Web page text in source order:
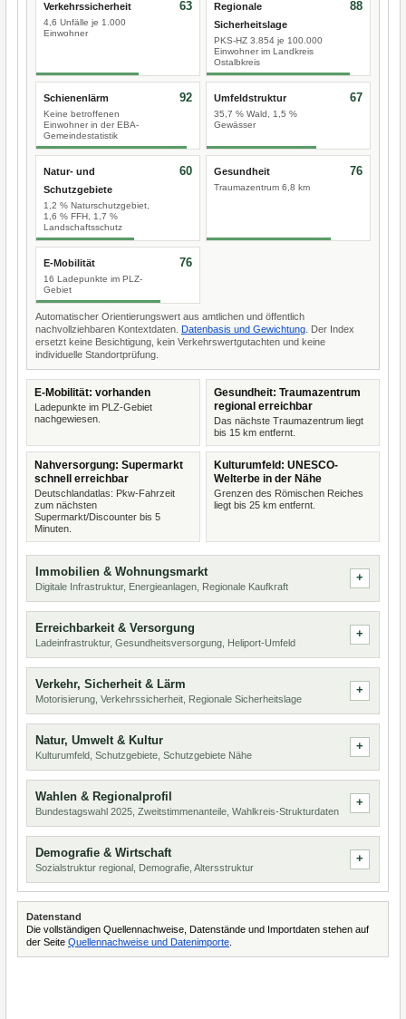
Verkehrssicherheit
4,6 Unfälle je 1.000
Einwohner
63
Regionale
Sicherheitslage
PKS-HZ 3.854 je 100.000
Einwohner im Landkreis
Ostalbkreis
88
Schienenlärm
Keine betroffenen
Einwohner in der EBA-
Gemeindestatistik
92 Umfeldstruktur
35,7 % Wald, 1,5 %
Gewässer
67
Natur- und
Schutzgebiete
1,2 % Naturschutzgebiet,
1,6 % FFH, 1,7 %
Landschaftsschutz
60 Gesundheit
Traumazentrum 6,8 km
76
E-Mobilität
16 Ladepunkte im PLZ-
Gebiet
76
Automatischer Orientierungswert aus amtlichen und öffentlich
nachvollziehbaren Kontextdaten. Datenbasis und Gewichtung . Der Index
ersetzt keine Besichtigung, kein Verkehrswertgutachten und keine
individuelle Standortprüfung.
E-Mobilität: vorhanden
Ladepunkte im PLZ-Gebiet
nachgewiesen.
Gesundheit: Traumazentrum
regional erreichbar
Das nächste Traumazentrum liegt
bis 15 km entfernt.
Nahversorgung: Supermarkt
schnell erreichbar
Deutschlandatlas: Pkw-Fahrzeit
zum nächsten
Supermarkt/Discounter bis 5
Minuten.
Kulturumfeld: UNESCO-
Welterbe in der Nähe
Grenzen des Römischen Reiches
liegt bis 25 km entfernt.
Immobilien & Wohnungsmarkt
Digitale Infrastruktur, Energieanlagen, Regionale Kaufkraft
Erreichbarkeit & Versorgung
Ladeinfrastruktur, Gesundheitsversorgung, Heliport-Umfeld
Verkehr, Sicherheit & Lärm
Motorisierung, Verkehrssicherheit, Regionale Sicherheitslage
Natur, Umwelt & Kultur
Kulturumfeld, Schutzgebiete, Schutzgebiete Nähe
Wahlen & Regionalprofil
Bundestagswahl 2025, Zweitstimmenanteile, Wahlkreis-Strukturdaten
Demografie & Wirtschaft
Sozialstruktur regional, Demografie, Altersstruktur
Datenstand
Die vollständigen Quellennachweise, Datenstände und Importdaten stehen auf
der Seite Quellennachweise und Datenimporte